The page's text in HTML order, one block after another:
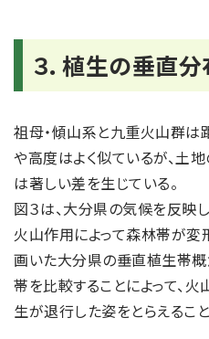
３．植生の垂直分
祖母・傾山系と九重火山群は
や高度はよく似ているが、土
は著しい差を生じている。
図３は、大分県の気候を反映
火山作用によって森林帯が
画いた大分県の垂直植生帯概
帯を比較することによって、
生が退行した姿をとらえること